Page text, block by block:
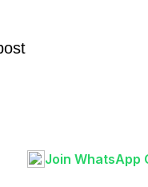
Join WhatsApp